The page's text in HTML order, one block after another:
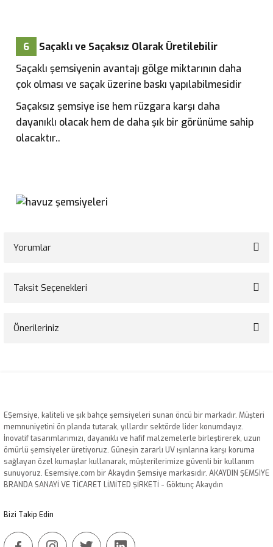
6
Saçaklı ve Saçaksız Olarak Üretilebilir
Saçaklı şemsiyenin avantajı gölge miktarının daha
çok olması ve saçak üzerine baskı yapılabilmesidir
Saçaksız şemsiye ise hem rüzgara karşı daha
dayanıklı olacak hem de daha şık bir görünüme sahip
olacaktır..
Yorumlar
Taksit Seçenekleri
Önerileriniz
Ürün resmi kalitesiz, bozuk veya görüntülenemiyor.
Ürün açıklamasında eksik bilgiler bulunuyor.
Ürün bilgilerinde hatalar bulunuyor.
Ürün fiyatı diğer sitelerden daha pahalı.
EŞemsiye, kaliteli ve şık bahçe şemsiyeleri sunan öncü bir markadır. Müşteri
memnuniyetini ön planda tutarak, yıllardır sektörde lider konumdayız.
İnovatif tasarımlarımızı, dayanıklı ve hafif malzemelerle birleştirerek, uzun
ömürlü şemsiyeler üretiyoruz. Güneşin zararlı UV ışınlarına karşı koruma
sağlayan özel kumaşlar kullanarak, müşterilerimize güvenli bir kullanım
sunuyoruz. Esemsiye.com bir Akaydın Şemsiye markasıdır. AKAYDIN ŞEMSİYE
BRANDA SANAYİ VE TİCARET LİMİTED ŞİRKETİ - Göktunç Akaydın
Bizi Takip Edin